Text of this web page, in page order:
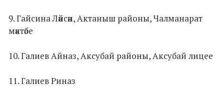
9. Гайсина Ләйсән, Актаныш районы, Чалманарат
мәктәбе
10. Галиев Айназ, Аксубай районы, Аксубай лицее
11. Галиев Риназ